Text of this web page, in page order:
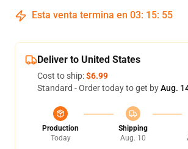
Esta venta termina en 03: 15: 54
Deliver to United States
Cost to ship:$6.99
Standard - Order today to get byAug.
Production
Today
Shipping
Aug. 10